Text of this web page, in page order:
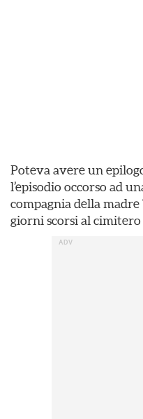
Poteva avere un
l’episodio occorso ad
compagnia della
giorni scorsi al